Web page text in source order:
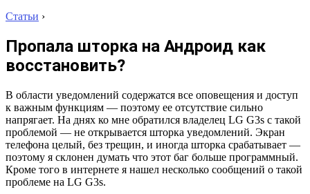
Статьи ›
Пропала шторка на Андроид как
восстановить?
В области уведомлений содержатся все оповещения и доступ
к важным функциям — поэтому ее отсутствие сильно
напрягает. На днях ко мне обратился владелец LG G3s с такой
проблемой — не открывается шторка уведомлений. Экран
телефона целый, без трещин, и иногда шторка срабатывает —
поэтому я склонен думать что этот баг больше программный.
Кроме того в интернете я нашел несколько сообщений о такой
проблеме на LG G3s.